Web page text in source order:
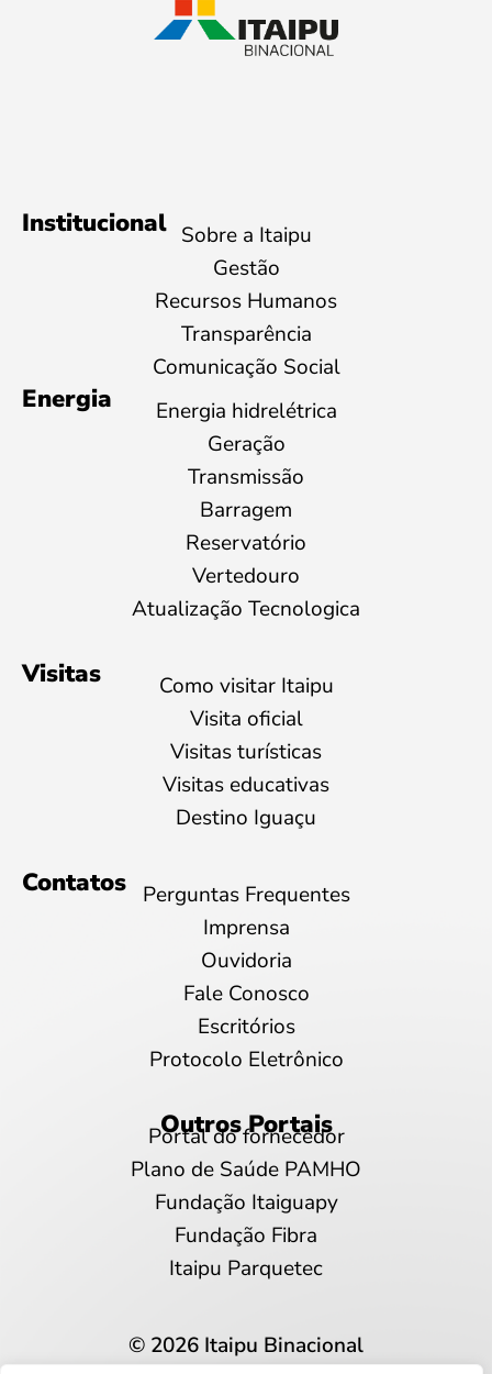
Institucional Sobre a Itaipu
Gestão
Recursos Humanos
Transparência
Comunicação Social
Energia
Energia hidrelétrica
Geração
Transmissão
Barragem
Reservatório
Vertedouro
Atualização Tecnologica
Visitas
Como visitar Itaipu
Visita oficial
Visitas turísticas
Visitas educativas
Destino Iguaçu
Contatos
Perguntas Frequentes
Imprensa
Ouvidoria
Fale Conosco
Escritórios
Protocolo Eletrônico
Outros Portais
Portal do fornecedor
Plano de Saúde PAMHO
Fundação Itaiguapy
Fundação Fibra
Itaipu Parquetec
© 2026 Itaipu Binacional